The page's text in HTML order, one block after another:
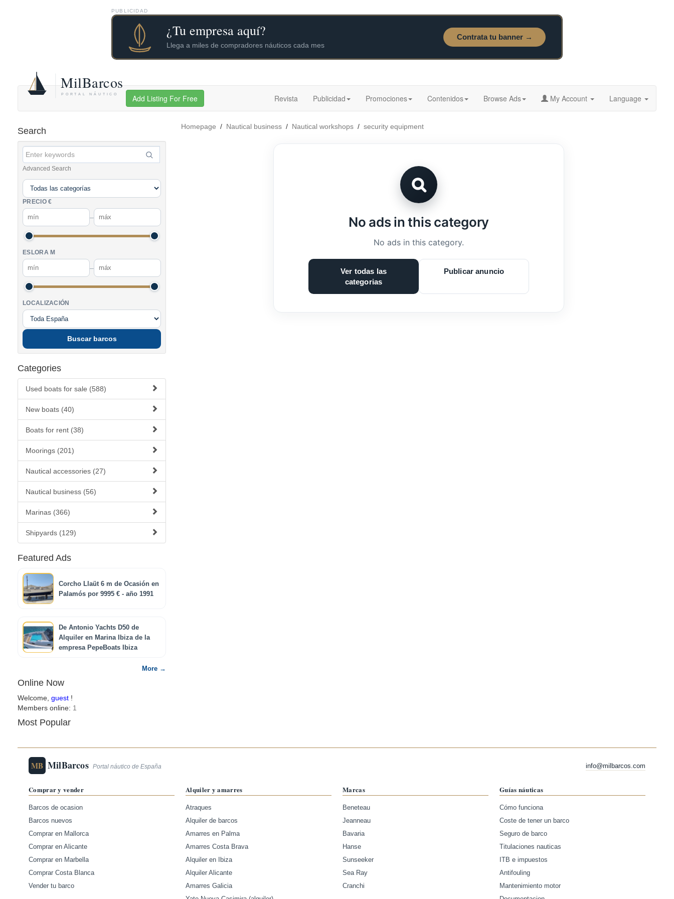
PUBLICIDAD
Add Listing For Free Revista Publicidad Promociones Contenidos Browse Ads My Account Language
Search
Advanced Search
PRECIO €
–
ESLORA M
–
LOCALIZACIÓN
Buscar barcos
Categories
Used boats for sale (588)
New boats (40)
Boats for rent (38)
Moorings (201)
Nautical accessories (27)
Nautical business (56)
Marinas (366)
Shipyards (129)
Featured Ads
Corcho Llaüt 6 m de Ocasión en
Palamós por 9995 € - año 1991
De Antonio Yachts D50 de
Alquiler en Marina Ibiza de la
empresa PepeBoats Ibiza
More →
Online Now
Welcome, guest !
Members online: 1
Most Popular
Homepage / Nautical business / Nautical workshops / security equipment
No ads in this category
No ads in this category.
Ver todas las
categorias
Publicar anuncio
MB MilBarcos Portal náutico de España info@milbarcos.com
Comprar y vender
Barcos de ocasion
Barcos nuevos
Comprar en Mallorca
Comprar en Alicante
Comprar en Marbella
Comprar Costa Blanca
Vender tu barco
Alquiler y amarres
Atraques
Alquiler de barcos
Amarres en Palma
Amarres Costa Brava
Alquiler en Ibiza
Alquiler Alicante
Amarres Galicia
Marcas
Beneteau
Jeanneau
Bavaria
Hanse
Sunseeker
Sea Ray
Cranchi
Guías náuticas
Cómo funciona
Coste de tener un barco
Seguro de barco
Titulaciones nauticas
ITB e impuestos
Antifouling
Mantenimiento motor